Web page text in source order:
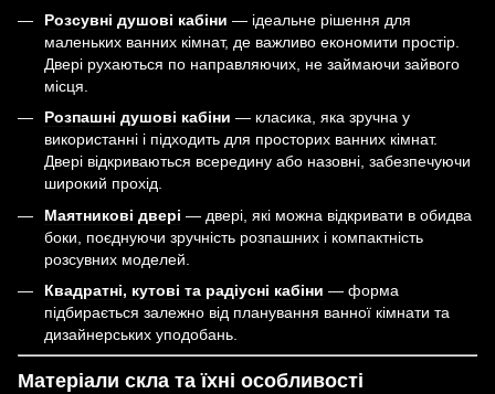
Розсувні душові кабіни — ідеальне рішення для
маленьких ванних кімнат, де важливо економити простір.
Двері рухаються по направляючих, не займаючи зайвого
місця.
Розпашні душові кабіни — класика, яка зручна у
використанні і підходить для просторих ванних кімнат.
Двері відкриваються всередину або назовні, забезпечуючи
широкий прохід.
Маятникові двері — двері, які можна відкривати в обидва
боки, поєднуючи зручність розпашних і компактність
розсувних моделей.
Квадратні, кутові та радіусні кабіни — форма
підбирається залежно від планування ванної кімнати та
дизайнерських уподобань.
Матеріали скла та їхні особливості